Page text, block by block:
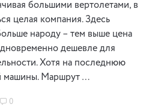
большими вертолетами, в
целая компания. Здесь
народу – тем выше цена
дешевле для
Хотя на последнюю
машины. Маршрут …
0